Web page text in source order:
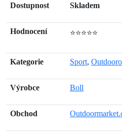
Dostupnost Skladem
Hodnocení ⭐⭐⭐⭐⭐
Kategorie Sport,
Výrobce Boll
Obchod